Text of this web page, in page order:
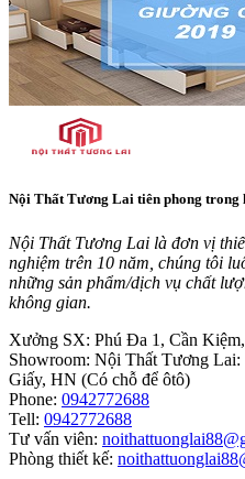
Nội Thất Tương Lai tiên phong
Nội Thất Tương Lai là đơn vị
nghiệm trên 10 năm, chúng tôi
những sản phẩm/dịch vụ chất
không gian.
Xưởng SX: Phú Đa 1, Cần
Showroom: Nội Thất Tương Lai:
Giấy, HN (Có chỗ để ôtô)
Phone: 0942772688
Tell: 0942772688
Tư vấn viên:
Phòng thiết kế: